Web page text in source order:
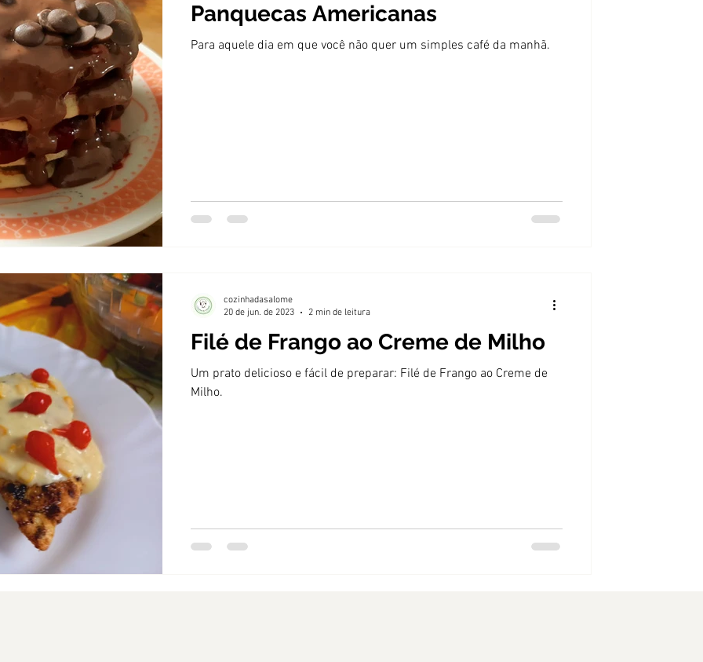
vindo
da
Panquecas Americanas
Para aquele dia em que você não quer um simples café da manhã.
Filé de Frango ao Creme de Milho
Um prato delicioso e fácil de preparar: Filé de Frango ao Creme de
Milho.
cozinhadasalome
20 de jun. de 2023
2 min de leitura